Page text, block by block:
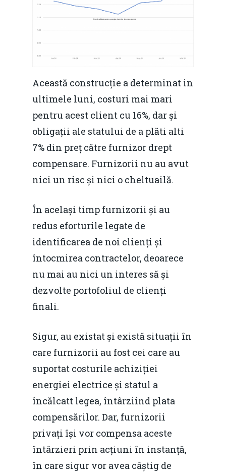
Această construcție a determinat in
ultimele luni, costuri mai mari
pentru acest client cu 16%, dar și
obligații ale statului de a plăti alti
7% din preț către furnizor drept
compensare. Furnizorii nu au avut
nici un risc și nici o cheltuailă.
În același timp furnizorii și au
redus eforturile legate de
identificarea de noi clienți și
întocmirea contractelor, deoarece
nu mai au nici un interes să și
dezvolte portofoliul de clienți
finali.
Sigur, au existat și există situații în
care furnizorii au fost cei care au
suportat costurile achiziției
energiei electrice și statul a
încălcatt legea, întârziind plata
compensărilor. Dar, furnizorii
privați își vor compensa aceste
întârzieri prin acțiuni în instanță,
în care sigur vor avea câștig de